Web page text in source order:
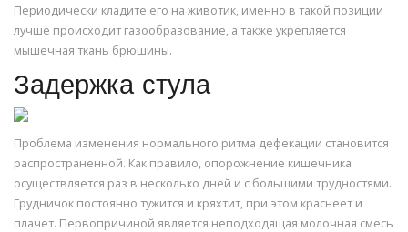
Периодически кладите его на животик, именно в такой позиции
лучше происходит газообразование, а также укрепляется
мышечная ткань брюшины.
Задержка стула
Проблема изменения нормального ритма дефекации становится
распространенной. Как правило, опорожнение кишечника
осуществляется раз в несколько дней и с большими трудностями.
Грудничок постоянно тужится и кряхтит, при этом краснеет и
плачет. Первопричиной является неподходящая молочная смесь